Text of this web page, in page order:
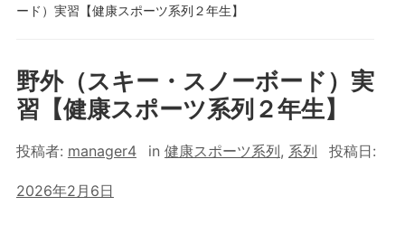
ード）実習【健康スポーツ系列２年生】
野外（スキー・スノーボード）実
習【健康スポーツ系列２年生】
投稿者: manager4 in 健康スポーツ系列, 系列 投稿日:
2026年2月6日